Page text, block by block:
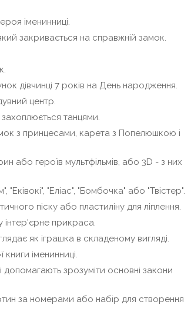
іменинниці.
закривається на справжній замок.
дівчинці 7 років на День народження.
центр.
танцями.
з принцесами, карета з Попелюшкою і
або героїв мультфільмів, або 3D - з них
"Еківокі", "Еліас", "Бомбочка" або "Твістер".
піску або пластиліну для ліплення.
інтер'єрне прикраса.
як іграшка в складеному вигляді.
іменинниці.
зрозуміти основні закони
за номерами або набір для створення